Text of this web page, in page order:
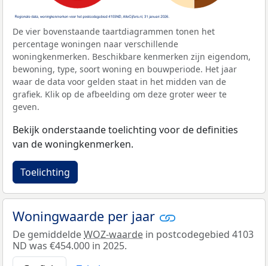
De vier bovenstaande taartdiagrammen tonen het
percentage woningen naar verschillende
woningkenmerken. Beschikbare kenmerken zijn eigendom,
bewoning, type, soort woning en bouwperiode. Het jaar
waar de data voor gelden staat in het midden van de
grafiek. Klik op de afbeelding om deze groter weer te
geven.
Bekijk onderstaande toelichting voor de definities
van de woningkenmerken.
Toelichting
Woningwaarde per jaar
De gemiddeldeWOZ-waarde in postcodegebied 4103
ND was €454.000 in 2025.